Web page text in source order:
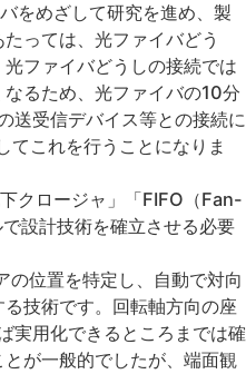
をめざして研究を進め、製
っては、光ファイバどう
ファイバどうしの接続では
るため、光ファイバの10分
送受信デバイス等との接続に
これを行うことになりま
クロージャ」「FIFO（Fan-
設計技術を確立させる必要
位置を特定し、自動で対向
技術です。回転軸方向の座
実用化できるところまでは確
が一般的でしたが、端面観